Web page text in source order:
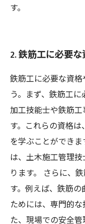
す。
2. 鉄筋工に必要
鉄筋工に必要な資
う。まず、鉄筋工
加工技能士や鉄筋
す。これらの資格
を学ぶことができ
は、土木施工管理
ります。 さらに、
す。例えば、鉄筋
ためには、専門的
た、現場での安全